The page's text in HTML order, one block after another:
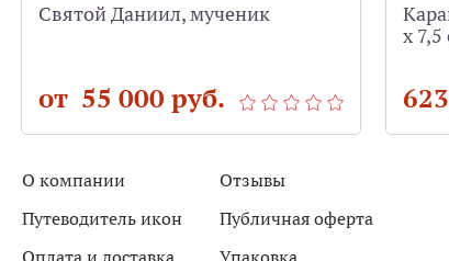
Святой Даниил, мученик
от 55 000 руб.
х 7,5
О компании
Путеводитель икон
Отзывы
Публичная оферта